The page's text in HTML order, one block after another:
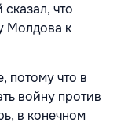
что
Молдова к
потому что в
войну против
в конечном